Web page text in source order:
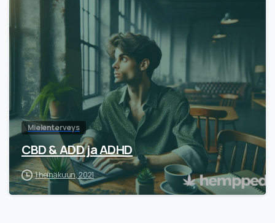
Mielenterveys
CBD & ADD ja ADHD
1 heinäkuun, 2021